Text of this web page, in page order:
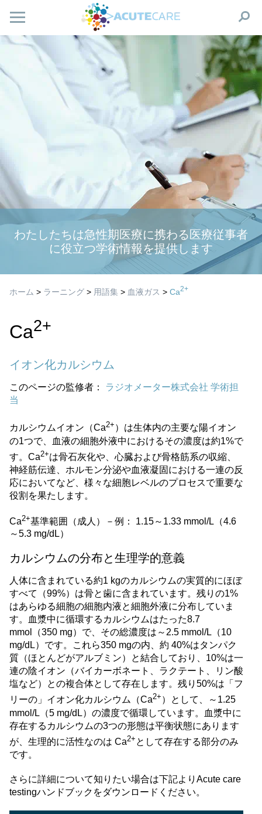
わたしたちは急性期医療に携わる医療従事者
に役立つ学術情報を提供します
ホーム > ラーニング > 用語集 > 血液ガス > Ca2+
Ca2+
イオン化カルシウム
このページの監修者： ラジオメーター株式会社 学術担
当
カルシウムイオン（Ca2+ ）は生体内の主要な陽イオン
の1つで、血液の細胞外液中におけるその濃度は約1%で
す。Ca2+は骨石灰化や、心臓および骨格筋系の収縮、
神経筋伝達、ホルモン分泌や血液凝固における一連の反
応においてなど、様々な細胞レベルのプロセスで重要な
役割を果たします。
Ca2+基準範囲（成人）－例： 1.15～1.33 mmol/L（4.6
～5.3 mg/dL）
カルシウムの分布と生理学的意義
人体に含まれている約1 kgのカルシウムの実質的にほぼ
すべて（99%）は骨と歯に含まれています。残りの1%
はあらゆる細胞の細胞内液と細胞外液に分布していま
す。血漿中に循環するカルシウムはたった8.7
mmol（350 mg）で、その総濃度は～2.5 mmol/L（10
mg/dL）です。これら350 mgの内、約 40%はタンパク
質（ほとんどがアルブミン）と結合しており、10%は一
連の陰イオン（バイカーボネート、ラクテート、リン酸
塩など）との複合体として存在します。残り50%は「フ
リーの」イオン化カルシウム（Ca2+ ）として、～1.25
mmol/L（5 mg/dL）の濃度で循環しています。血漿中に
存在するカルシウムの3つの形態は平衡状態にあります
が、生理的に活性なのは Ca2+ として存在する部分のみ
です。
さらに詳細について知りたい場合は下記よりAcute care
testingハンドブックをダウンロードください。